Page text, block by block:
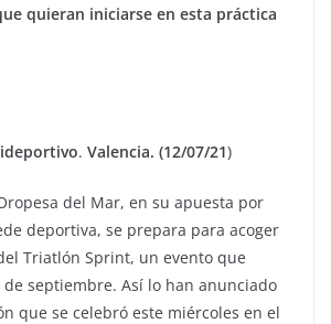
quieran iniciarse en esta práctica
. Valencia. (12/07/21)
del Mar, en su apuesta por
deportiva, se prepara para acoger
Triatlón Sprint, un evento que
septiembre. Así lo han anunciado
que se celebró este miércoles en el